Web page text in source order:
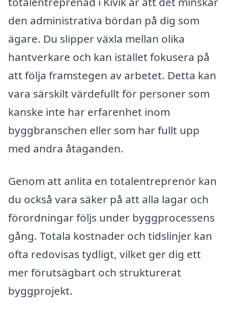
den administrativa bördan på dig som
ägare. Du slipper växla mellan olika
hantverkare och kan istället fokusera på
att följa framstegen av arbetet. Detta kan
vara särskilt värdefullt för personer som
kanske inte har erfarenhet inom
byggbranschen eller som har fullt upp
med andra åtaganden.
Genom att anlita en totalentreprenör kan
du också vara säker på att alla lagar och
förordningar följs under byggprocessens
gång. Totala kostnader och tidslinjer kan
ofta redovisas tydligt, vilket ger dig ett
mer förutsägbart och strukturerat
byggprojekt.